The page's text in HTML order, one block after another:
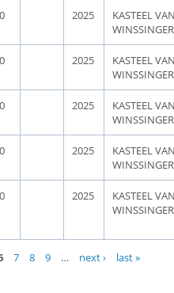
0 2025
KASTEEL
WINSSINGER
0 2025
KASTEEL
WINSSINGER
0 2025
KASTEEL
WINSSINGER
0 2025
KASTEEL
WINSSINGER
0 2025
KASTEEL
WINSSINGER
7 8 9 … next › last »